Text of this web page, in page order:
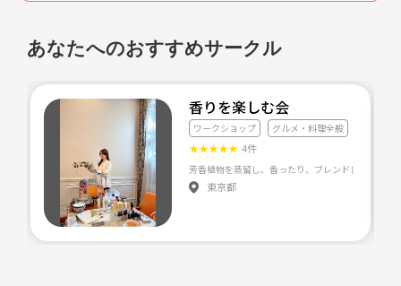
あなたへのおすすめサークル
香りを楽しむ会
ワークショップ グルメ・料理全般
★★★★★ 4件
東京都